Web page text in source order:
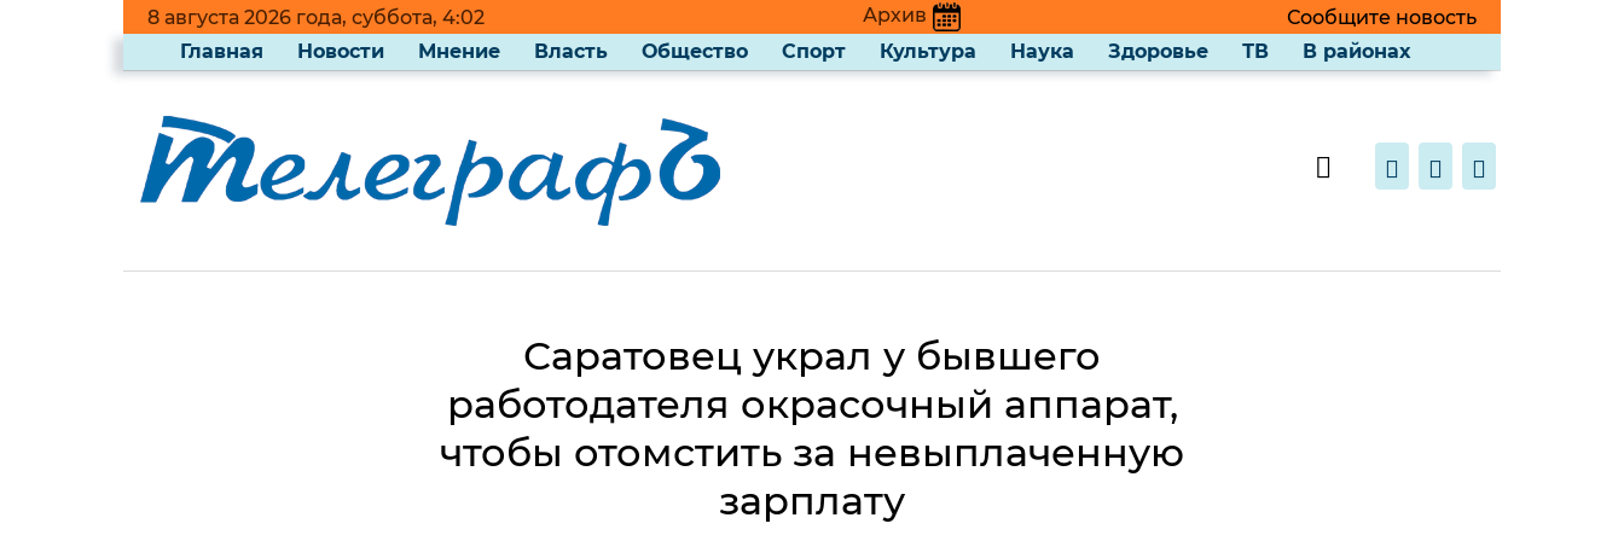
8 августа 2026 года, суббота, 4:02 Архив
Сообщите новость
Главная
Новости Мнение Власть Общество Спорт Культура Наука Здоровье ТВ В районах
Саратовец украл у бывшего
работодателя окрасочный аппарат,
чтобы отомстить за невыплаченную
зарплату